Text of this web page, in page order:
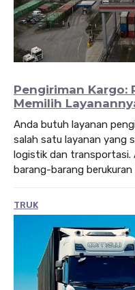
Pengiriman Kargo:
Memilih
Anda butuh layanan
salah satu layanan yang
logistik dan transportasi.
barang-barang berukuran
TRUK